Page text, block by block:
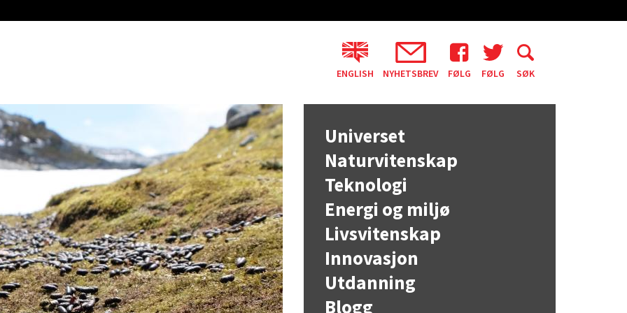
ENGLISH NYHETSBREV FØLG FØLG SØK
Universet
Naturvitenskap
Teknologi
Energi og miljø
Livsvitenskap
Innovasjon
Utdanning
Blogg